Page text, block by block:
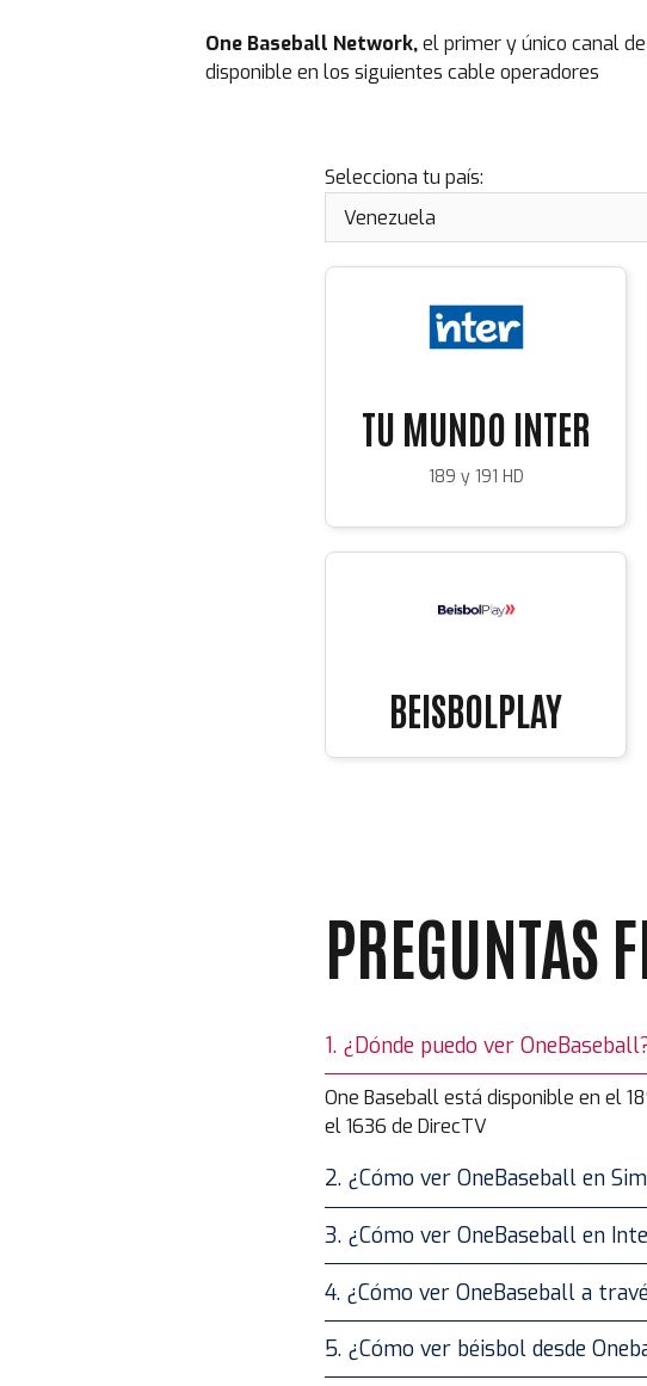
One Baseball Network,el primer y único canal
disponible en los siguientes cable operadores
Selecciona tu país:
TU MUNDO INTER
189 y 191 HD
BEISBOLPLAY
PREGUNTAS
1. ¿Dónde puedo ver
One Baseball está disponible en el
el 1636 de DirecTV
2. ¿Cómo ver OneBaseball en
3. ¿Cómo ver OneBaseball en
4. ¿Cómo ver OneBaseball a
5. ¿Cómo ver béisbol desde